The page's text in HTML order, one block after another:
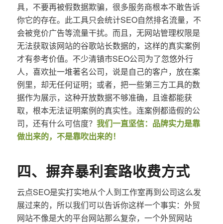
具，不要再被假数据欺骗，很多服务商根本不敢告诉
你它的存在。此工具只会统计SEO自然排名流量，不
会被竞价广告等流量干扰。而且，无网站管理权限是
无法获取该网站的谷歌站长数据的，这样的真实案例
才有参考价值。不少清镇市SEO公司为了忽悠外行
人，喜欢扯一堆著名公司，说是自己的客户，放在案
例里，却无任何证明；或者，把一些第三方工具的数
据作为展示，这种开放数据不够准确，且谁都能获
取，根本无法证明案例的真实性。连案例都造假的公
司，还有什么可信度？ 我们一直坚信：品牌实力是靠
做出来的，不是靠吹出来的！
四、摒弃暴利套路收费方式
云点SEO是实打实地从个人到工作室再到公司这么发
展过来的，所以我们可以告诉你这样一个事实：外贸
网站不像是大的平台网站那么复杂，一个外贸网站